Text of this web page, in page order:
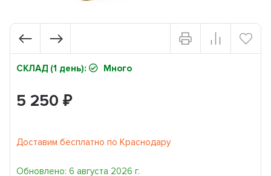
СКЛАД (1 день): Много
5 250₽
Доставим бесплатно по Краснодару
Обновлено: 6 августа 2026 г.